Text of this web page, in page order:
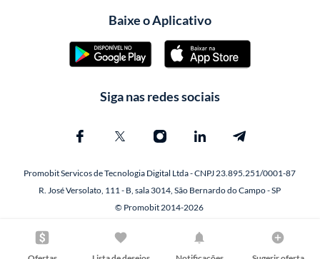
Baixe o Aplicativo
Siga nas redes sociais
Promobit Servicos de Tecnologia Digital Ltda - CNPJ 23.895.251/0001-87
R. José Versolato, 111 - B, sala 3014, São Bernardo do Campo - SP
© Promobit 2014-2026